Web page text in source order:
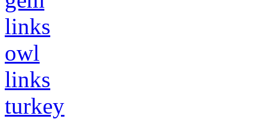
links
owl
links
turkey